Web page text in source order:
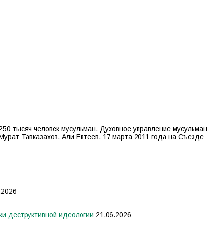
тысяч человек мусульман. Духовное управление мусульман
Тавказахов, Али Евтеев. 17 марта 2011 года на Съезде
деструктивной идеологии 21.06.2026